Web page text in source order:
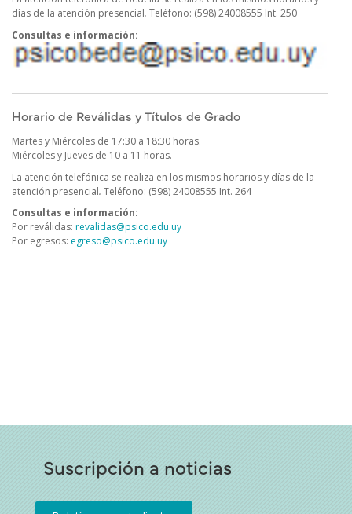
días de la atención presencial. Teléfono: (598) 24008555 Int. 250
Consultas e información:
Horario de Reválidas y Títulos de Grado
Martes y Miércoles de 17:30 a 18:30 horas.
Miércoles y Jueves de 10 a 11 horas.
La atención telefónica se realiza en los mismos horarios y días de la
atención presencial. Teléfono: (598) 24008555 Int. 264
Consultas e información:
Por reválidas: revalidas@psico.edu.uy
Por egresos: egreso@psico.edu.uy
Suscripción a noticias